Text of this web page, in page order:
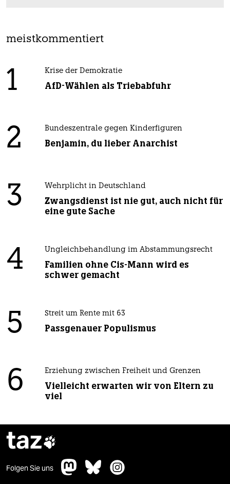
meistkommentiert
1 Krise der Demokratie
AfD-Wählen als Triebabfuhr
2 Bundeszentrale gegen Kinderfiguren
Benjamin, du lieber Anarchist
3 Wehrplicht in Deutschland
Zwangsdienst ist nie gut, auch nicht für
eine gute Sache
4 Ungleichbehandlung im Abstammungsrecht
Familien ohne Cis-Mann wird es
schwer gemacht
5 Streit um Rente mit 63
Passgenauer Populismus
6 Erziehung zwischen Freiheit und Grenzen
Vielleicht erwarten wir von Eltern zu
viel
taz
Folgen Sie uns